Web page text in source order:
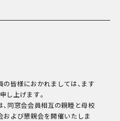
皆様におかれましては、ます
し上げます。
、同窓会会員相互の親睦と母校
および懇親会を開催いたしま